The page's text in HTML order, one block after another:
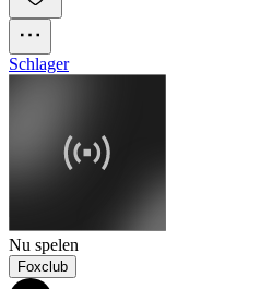
Schlager
Nu spelen
Foxclub